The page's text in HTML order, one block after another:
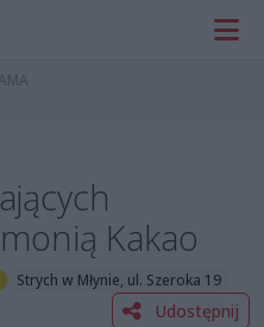
Kakao
Strych w Młynie, ul. Szeroka 19
Udostępnij